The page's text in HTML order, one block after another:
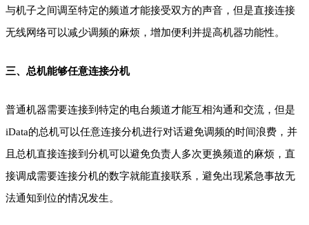
与机子之间调至特定的频道才能接受双方的声音，但是直接连接
无线网络可以减少调频的麻烦，增加便利并提高机器功能性。
三、总机能够任意连接分机
普通机器需要连接到特定的电台频道才能互相沟通和交流，但是
iData的总机可以任意连接分机进行对话避免调频的时间浪费，并
且总机直接连接到分机可以避免负责人多次更换频道的麻烦，直
接调成需要连接分机的数字就能直接联系，避免出现紧急事故无
法通知到位的情况发生。